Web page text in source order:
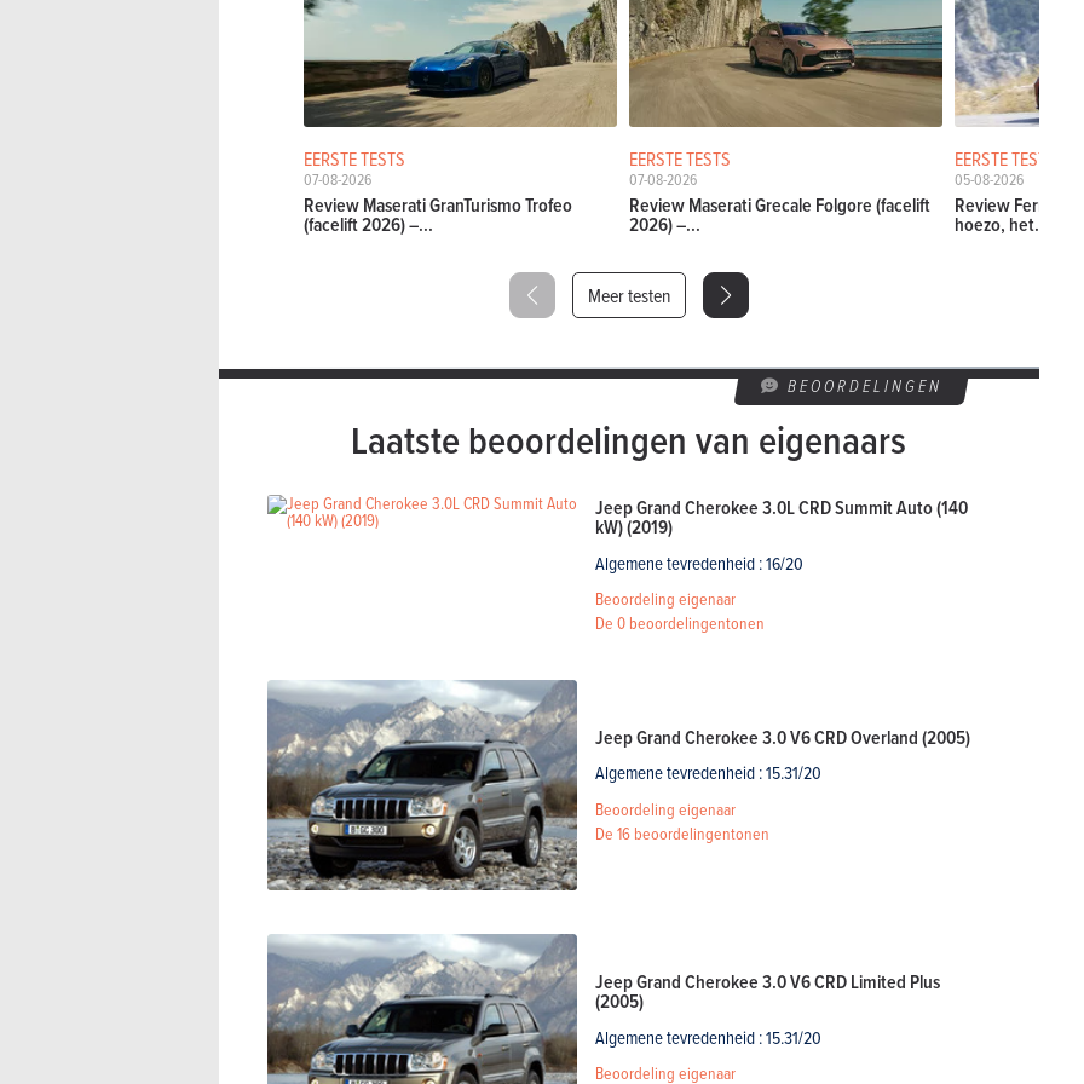
EERSTE TESTS
07-08-2026
Review Maserati GranTurismo Trofeo
(facelift 2026) –...
EERSTE TESTS
07-08-2026
Review Maserati Grecale Folgore (facelift
2026) –...
EERSTE TESTS
05-08-2026
Review Ferrari
hoezo, het...
Meer testen
BEOORDELINGEN
Laatste beoordelingen van eigenaars
Jeep Grand Cherokee 3.0L CRD Summit Auto (140
kW) (2019)
Algemene tevredenheid : 16/20
Beoordeling eigenaar
De 0 beoordelingentonen
Jeep Grand Cherokee 3.0 V6 CRD Overland (2005)
Algemene tevredenheid : 15.31/20
Beoordeling eigenaar
De 16 beoordelingentonen
Jeep Grand Cherokee 3.0 V6 CRD Limited Plus
(2005)
Algemene tevredenheid : 15.31/20
Beoordeling eigenaar